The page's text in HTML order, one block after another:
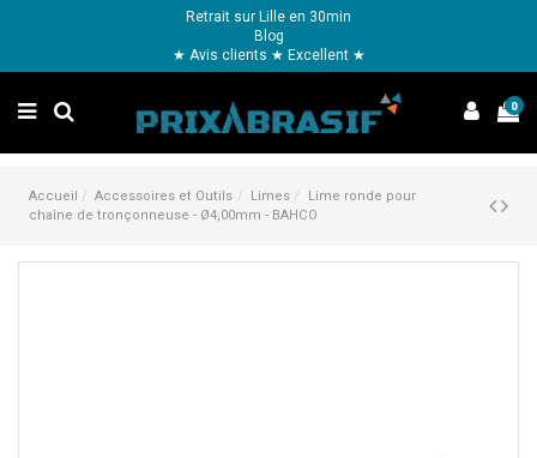
Retrait sur Lille en 30min
Blog
★ Avis clients ★ Excellent ★
0
Accueil Accessoires et Outils Limes
Lime ronde pour
chaîne de tronçonneuse - Ø4,00mm - BAHCO